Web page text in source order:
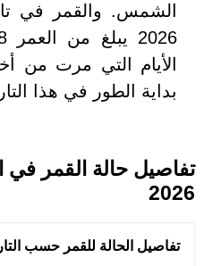
الأيام التي مرت من
بداية الطور في هذا
2026
تفاصيل الحالة للقمر حسب